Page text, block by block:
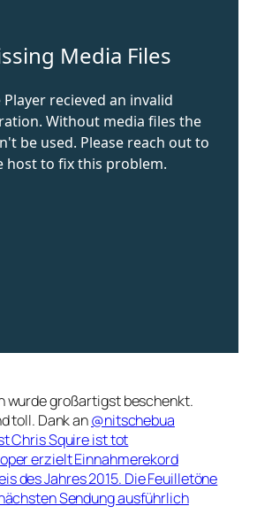
wurde großartigst beschenkt.
toll. Dank an@nitschebua
Chris Squire ist tot
erzielt Einnahmerekord
des Jahres 2015. Die Feuilletöne
Sendung ausführlich